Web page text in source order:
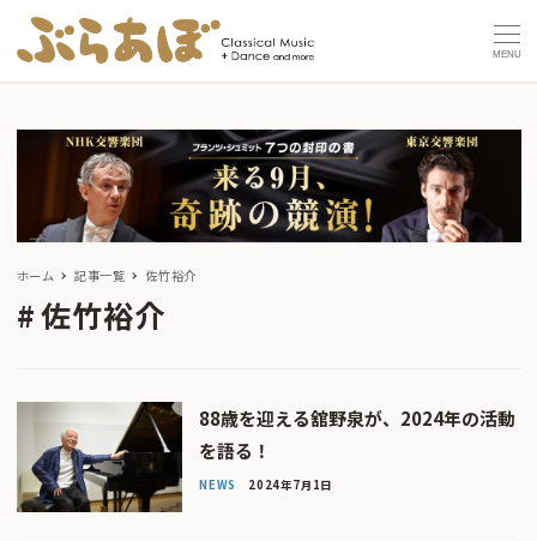
MENU
ホーム 記事一覧 佐竹裕介
佐竹裕介
88歳を迎える舘野泉が、2024年の活動
を語る！
NEWS 2024年7月1日